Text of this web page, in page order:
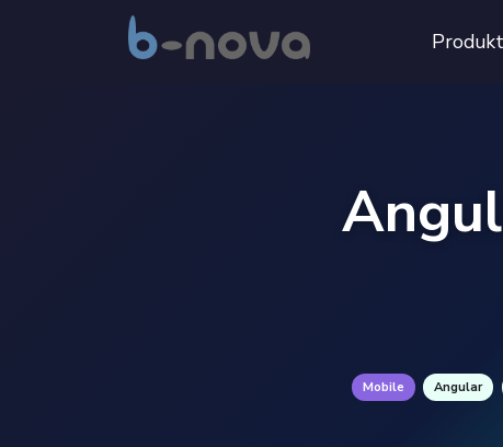
Mobile Angular